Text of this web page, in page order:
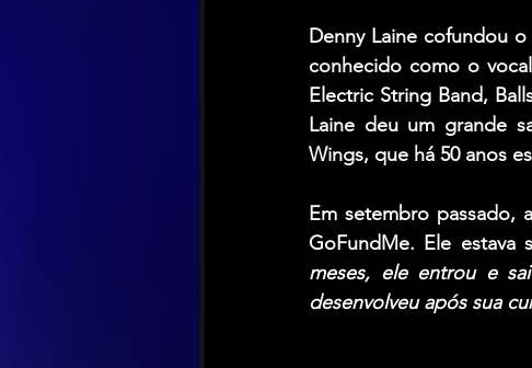
Denny Laine cofundou o
conhecido como o
Electric String Band,
Laine deu um grande
Wings, que há 50 anos
Em setembro passado,
GoFundMe. Ele
meses, ele entrou e
desenvolveu após sua